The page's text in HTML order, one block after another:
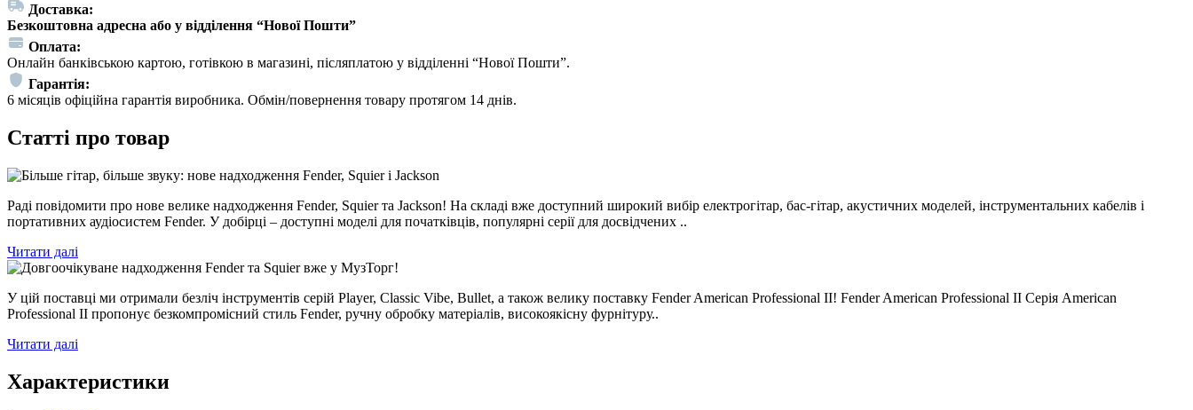
Доставка:
Безкоштовна адресна або у відділення “Нової Пошти”
Оплата:
Онлайн банківською картою, готівкою в магазині, післяплатою у відділенні “Нової Пошти”.
Гарантія:
6 місяців офіційна гарантія виробника. Обмін/повернення товару протягом 14 днів.
Статті про товар
Раді повідомити про нове велике надходження Fender, Squier та Jackson! На складі вже доступний широкий вибір електрогітар, бас-гітар, акустичних моделей, інструментальних кабелів і
портативних аудіосистем Fender. У добірці – доступні моделі для початківців, популярні серії для досвідчених ..
Читати далі
У цій поставці ми отримали безліч інструментів серій Player, Classic Vibe, Bullet, а також велику поставку Fender American Professional II! Fender American Professional II Серія American
Professional II пропонує безкомпромісний стиль Fender, ручну обробку матеріалів, високоякісну фурнітуру..
Читати далі
Характеристики